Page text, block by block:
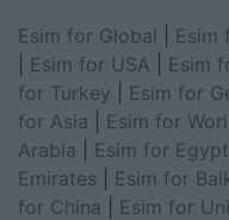
Esim for Global Esim
Esim for USA Esim
for Turkey
Esim for
for Asia
Esim for
Arabia
Esim for Egypt
Emirates
Esim for
for China
Esim for